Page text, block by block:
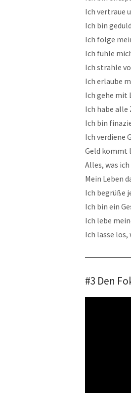
Ich vertraue
Ich bin
Ich folge
Ich fühle
Ich strahle
Ich erlaube
Ich gehe mit
Ich habe alle
Ich bin
Ich verdiene
Geld kommt
Alles, was
Mein Leben
Ich begrüße
Ich bin ein
Ich lebe
Ich lasse los,
#3 Den